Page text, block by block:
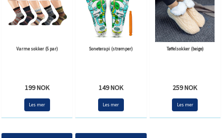
Varme sokker (5 par)
199 NOK
Les mer
Soneterapi (strømper)
149 NOK
Les mer
Tøffelsokker (beige)
259 NOK
Les mer